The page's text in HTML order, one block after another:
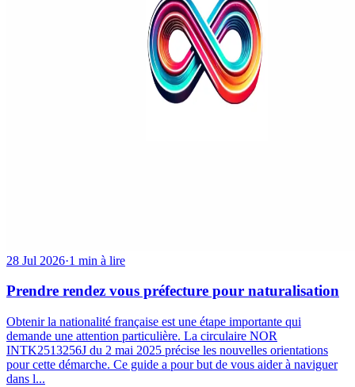
28 Jul 2026·1 min à lire
Prendre rendez vous préfecture pour naturalisation
Obtenir la nationalité française est une étape importante qui
demande une attention particulière. La circulaire NOR
INTK2513256J du 2 mai 2025 précise les nouvelles orientations
pour cette démarche. Ce guide a pour but de vous aider à naviguer
dans l...